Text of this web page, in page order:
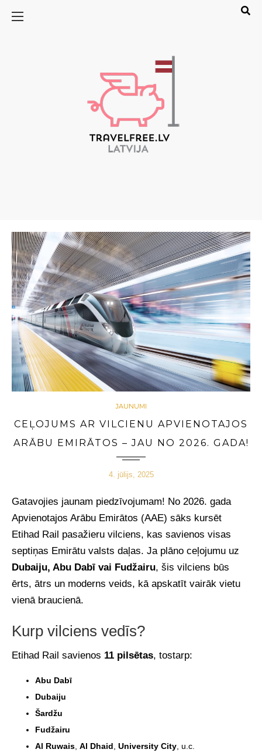
JAUNUMI
CEĻOJUMS AR VILCIENU APVIENOTAJOS
ARĀBU EMIRĀTOS – JAU NO 2026. GADA!
4. jūlijs, 2025
Gatavojies jaunam piedzīvojumam! No 2026. gada
Apvienotajos Arābu Emirātos (AAE) sāks kursēt
Etihad Rail pasažieru vilciens, kas savienos visas
septiņas Emirātu valsts daļas. Ja plāno ceļojumu uz
Dubaiju, Abu Dabī vai Fudžairu, šis vilciens būs
ērts, ātrs un moderns veids, kā apskatīt vairāk vietu
vienā braucienā.
Kurp vilciens vedīs?
Etihad Rail savienos 11 pilsētas, tostarp:
Abu Dabī
Dubaiju
Šardžu
Fudžairu
Al Ruwais Al Dhaid University City , u.c.